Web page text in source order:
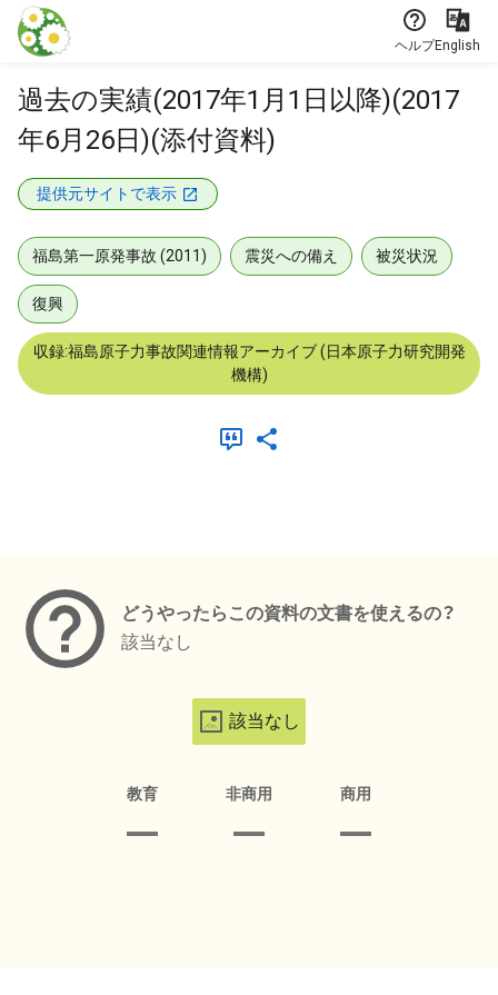
本文に飛ぶ
ヘルプEnglish
過去の実績(2017年1月1日以降)(2017
年6月26日)(添付資料)
提供元サイトで表示
福島第一原発事故 (2011) 震災への備え 被災状況
復興
収録:福島原子力事故関連情報アーカイブ (日本原子力研究開発
機構)
どうやったらこの資料の文書を使えるの？
該当なし
該当なし
教育 非商用 商用